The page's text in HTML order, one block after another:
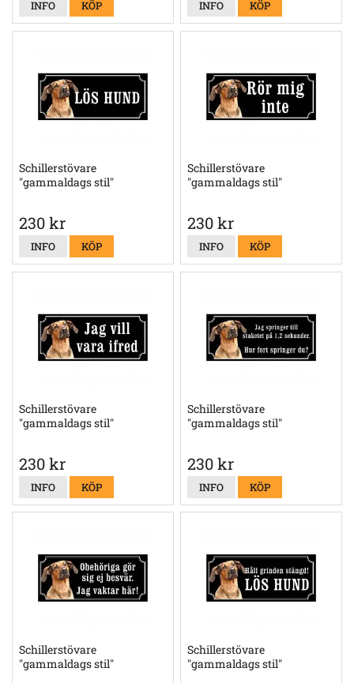
INFO KÖP INFO KÖP
Schillerstövare
"gammaldags stil"
230 kr
INFO KÖP
Schillerstövare
"gammaldags stil"
230 kr
INFO KÖP
Schillerstövare
"gammaldags stil"
230 kr
INFO KÖP
Schillerstövare
"gammaldags stil"
230 kr
INFO KÖP
Schillerstövare
"gammaldags stil"
Schillerstövare
"gammaldags stil"